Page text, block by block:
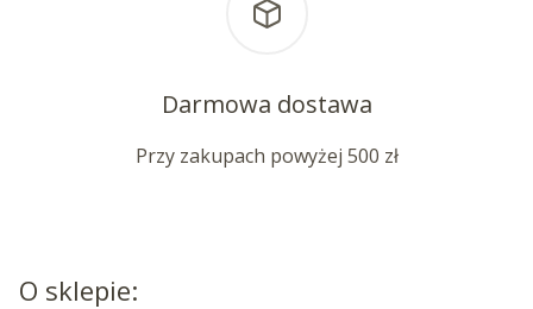
Darmowa dostawa
Przy zakupach powyżej 500 zł
O sklepie: